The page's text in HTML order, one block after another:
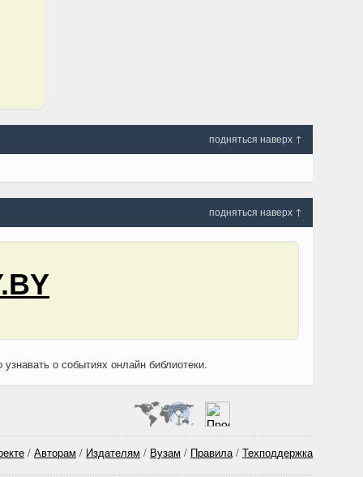
подняться наверх ↑
подняться наверх ↑
о событиях онлайн библиотеки.
/ Авторам / Издателям / Вузам / Правила/ Техподдержка